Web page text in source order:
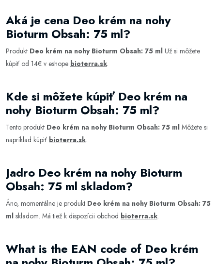
Aká je cena Deo krém na nohy
Bioturm Obsah: 75 ml?
Produkt Deo krém na nohy Bioturm Obsah: 75 ml Už si môžete
kúpiť od 14€ v eshope bioterra.sk.
Kde si môžete kúpiť Deo krém na
nohy Bioturm Obsah: 75 ml?
Tento produkt Deo krém na nohy Bioturm Obsah: 75 ml Môžete si
napríklad kúpiť bioterra.sk.
Jadro Deo krém na nohy Bioturm
Obsah: 75 ml skladom?
Áno, momentálne je produkt Deo krém na nohy Bioturm Obsah: 75
ml skladom. Má tiež k dispozícii obchod bioterra.sk.
What is the EAN code of Deo krém